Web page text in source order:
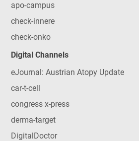
apo-campus
check-innere
check-onko
Digital Channels
eJournal: Austrian Atopy Update
car-t-cell
congress x-press
derma-target
DigitalDoctor